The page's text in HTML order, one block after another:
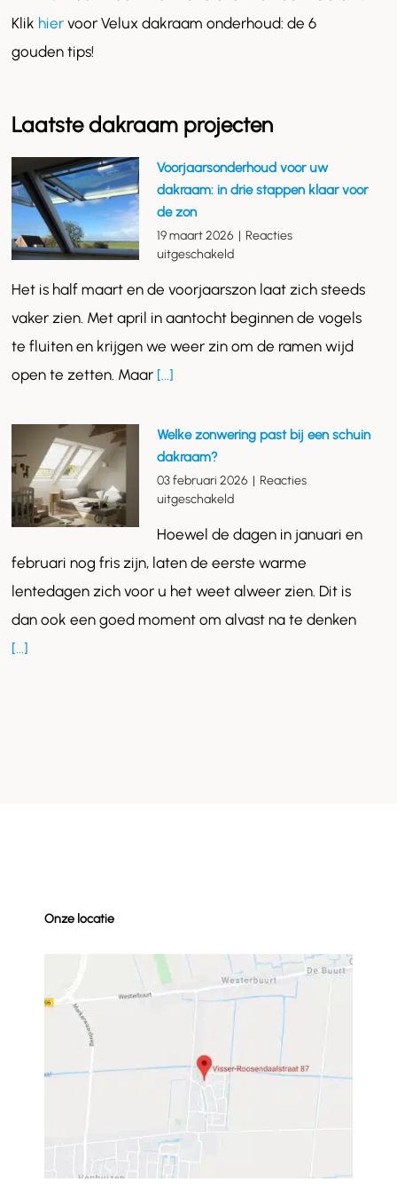
Klik hier voor Velux dakraam onderhoud: de 6
gouden tips!
Laatste dakraam projecten
Voorjaarsonderhoud voor uw
dakraam: in drie stappen klaar voor
de zon
19 maart 2026 | Reacties
uitgeschakeld
voor
dakraam:
in
de
Het is half maart en de voorjaarszon laat zich steeds
vaker zien. Met april in aantocht beginnen de vogels
te fluiten en krijgen we weer zin om de ramen wijd
open te zetten. Maar [...]
Welke zonwering past bij een schuin
dakraam?
03 februari 2026 | Reacties
uitgeschakeld
zonwering
past
bij
een
schuin
dakraam?
Hoewel de dagen in januari en
februari nog fris zijn, laten de eerste warme
lentedagen zich voor u het weet alweer zien. Dit is
dan ook een goed moment om alvast na te denken
[...]
Onze locatie